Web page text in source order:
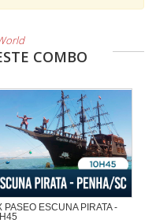
COMBO
PASEO ESCUNA PIRATA -